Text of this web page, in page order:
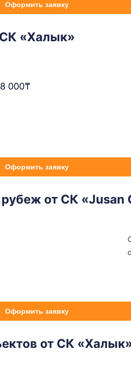
Оформить заявку
«Халык»
000₸
Оформить заявку
от СК «Jusan
Оформить заявку
от СК